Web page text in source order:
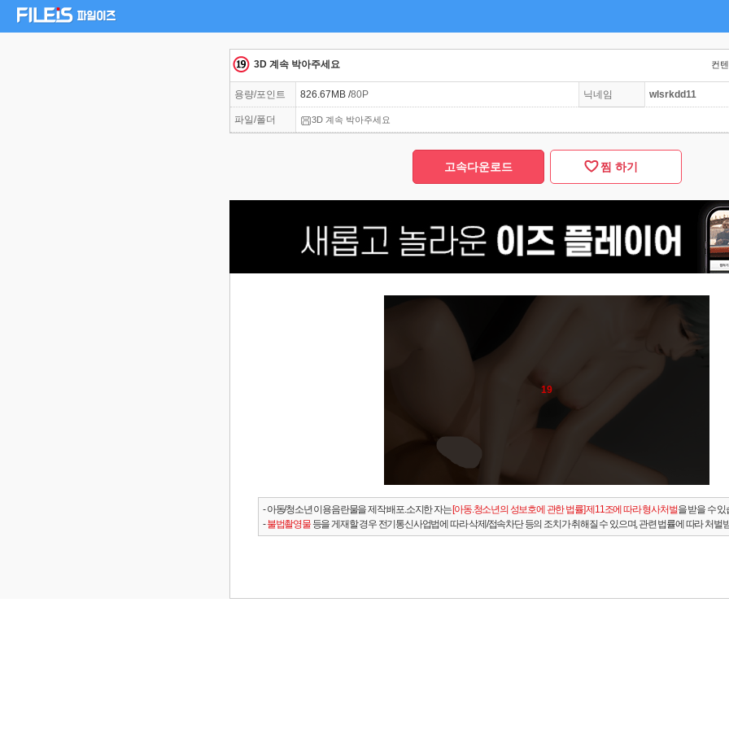
3D 계속 박아주세요 컨
용량/포인트 826.67MB /80P 닉네임 wlsrkdd11
파일/폴더 3D 계속 박아주세요
고속다운로드 찜 하기
19
- 아동/청소년 이용음란물을 제작.배포.소지한 자는[아동.청소년의 성보호에 관한 법률] 제11조에 따라 형사처벌을 받을 수 있
-불법촬영물 등을 게재할 경우 전기통신사업법에 따라 삭제/접속차단 등의 조치가 취해질 수 있으며, 관련 법률에 따라 처벌